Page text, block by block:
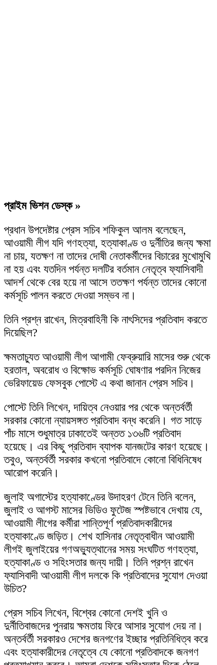
প্রাইম ভিশন ডেস্ক »
প্রধান উপদেষ্টার প্রেস সচিব শফিকুল আলম বলেছেন,
আওয়ামী লীগ যদি গণহত্যা, হত্যাকাণ্ড ও দুর্নীতির জন্য ক্ষমা
না চায়, যতক্ষণ না তাদের দোষী নেতাকর্মীদের বিচারের মুখোমুখি
না হয় এবং যতদিন পর্যন্ত দলটির বর্তমান নেতৃত্ব ফ্যাসিবাদী
আদর্শ থেকে বের হয়ে না আসে ততক্ষণ পর্যন্ত তাদের কোনো
কর্মসূচি পালন করতে দেওয়া সম্ভব না।
তিনি প্রশ্ন রাখেন, মিত্রবাহিনী কি নাৎসিদের প্রতিবাদ করতে
দিয়েছিল?
ক্ষমতাচ্যুত আওয়ামী লীগ আগামী ফেব্রুয়ারি মাসের শুরু থেকে
হরতাল, অবরোধ ও বিক্ষোভ কর্মসূচি ঘোষণার পরদিন নিজের
ভেরিফায়েড ফেসবুক পোস্টে এ কথা জানান প্রেস সচিব।
পোস্টে তিনি লিখেন, দায়িত্ব নেওয়ার পর থেকে অন্তর্বর্তী
সরকার কোনো ন্যায়সঙ্গত প্রতিবাদ বন্ধ করেনি। গত সাড়ে
পাঁচ মাসে শুধুমাত্র ঢাকাতেই অন্তত ১৩৬টি প্রতিবাদ
হয়েছে। এর কিছু প্রতিবাদ ব্যাপক যানজটের কারণ হয়েছে।
তবুও, অন্তর্বর্তী সরকার কখনো প্রতিবাদে কোনো বিধিনিষেধ
আরোপ করেনি।
জুলাই অগাস্টের হত্যাকাণ্ডের উদাহরণ টেনে তিনি বলেন,
জুলাই ও আগস্ট মাসের ভিডিও ফুটেজ স্পষ্টভাবে দেখায় যে,
আওয়ামী লীগের কর্মীরা শান্তিপূর্ণ প্রতিবাদকারীদের
হত্যাকাণ্ডে জড়িত। শেখ হাসিনার নেতৃত্বাধীন আওয়ামী
লীগই জুলাইয়ের গণঅভ্যুত্থানের সময় সংঘটিত গণহত্যা,
হত্যাকাণ্ড ও সহিংসতার জন্য দায়ী। তিনি প্রশ্ন রাখেন
ফ্যাসিবাদী আওয়ামী লীগ দলকে কি প্রতিবাদের সুযোগ দেওয়া
উচিত?
প্রেস সচিব লিখেন, বিশ্বের কোনো দেশই খুনি ও
দুর্নীতিবাজদের পুনরায় ক্ষমতায় ফিরে আসার সুযোগ দেয় না।
অন্তর্বর্তী সরকারও দেশের জনগণের ইচ্ছার প্রতিনিধিত্ব করে
এবং হত্যাকারীদের নেতৃত্বে যে কোনো প্রতিবাদকে জনগণ